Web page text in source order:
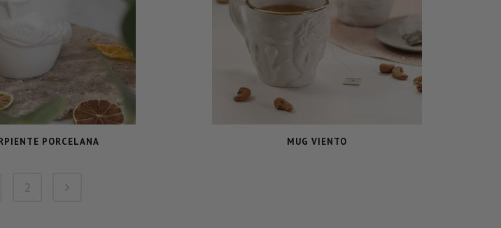
PORCELANA MUG VIENTO
2